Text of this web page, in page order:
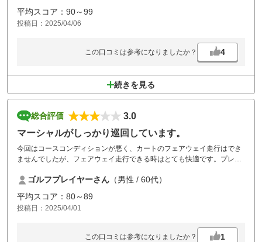
れドライバーティショットが崩れます。グリーン上で見つめられパター
がうまく入りません。せっかくの見張りが逆効果となり更に遅くなる次
第で口論に発展してしまいます。どこのゴルフ場でも注意担当者は居ま
ヤーは迷惑かと思いますがラ・ヴィスタに限らず注意工夫次第で名案が
有るかと思いますが？？？感想が苦情になり申し訳ございません。
平均スコア：90～99
投稿日：2025/04/06
この口コミは参考になりましたか？ 4
続きを見る
総合評価
3.0
マーシャルがしっかり巡回しています。
今回はコースコンディションが悪く、カートのフェアウェイ走行はでき
ませんでしたが、フェアウェイ走行できる時はとても快適です。プレー
ん度も見回りをしていたお陰でまあまあの時間で終える事が出来まし
た。
ゴルフプレイヤーさん （男性 / 60代）
平均スコア：80～89
投稿日：2025/04/01
この口コミは参考になりましたか？ 1